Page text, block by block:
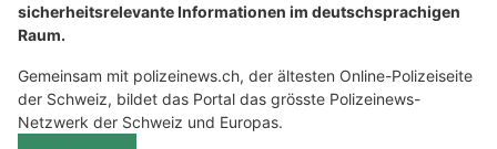
sicherheitsrelevante Informationen im deutschsprachigen
Raum.
Gemeinsam mit polizeinews.ch, der ältesten Online-Polizeiseite
der Schweiz, bildet das Portal das grösste Polizeinews-
Netzwerk der Schweiz und Europas.